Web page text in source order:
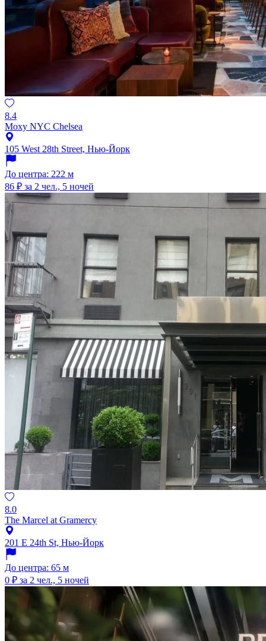
8.4
Moxy NYC Chelsea
105 West 28th Street, Нью-Йорк
До центра: 222 м
86 ₽ за 2 чел., 5 ночей
8.0
The Marcel at Gramercy
201 E 24th St, Нью-Йорк
До центра: 65 м
0 ₽ за 2 чел., 5 ночей